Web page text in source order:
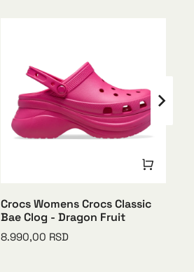
Crocs Womens Crocs Classic
Bae Clog - Dragon Fruit
8.990,00 RSD